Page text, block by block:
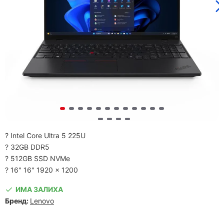
? Intel Core Ultra 5 225U
? 32GB DDR5
? 512GB SSD NVMe
? 16" 16" 1920 x 1200
ИМА ЗАЛИХА
Бренд: Lenovo